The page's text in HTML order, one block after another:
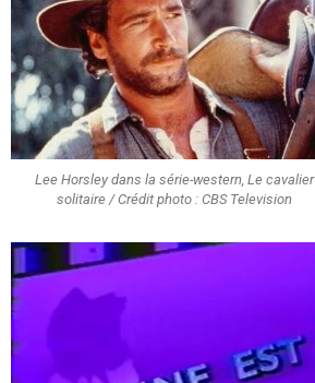
Lee Horsley dans la série-western, Le cavalier
solitaire / Crédit photo : CBS Television